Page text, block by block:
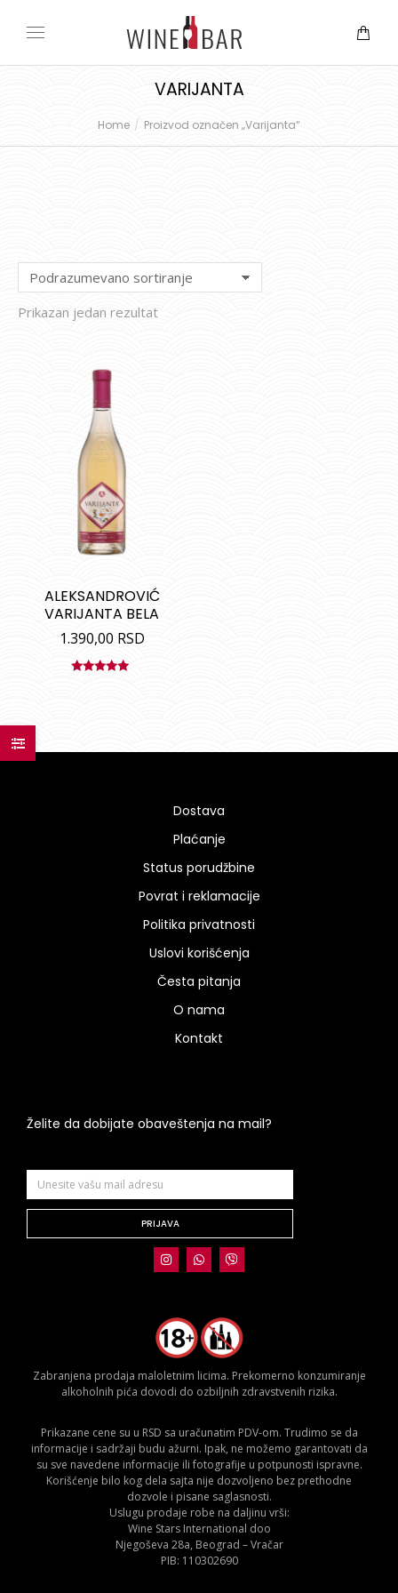
VARIJANTA
You are here:Home Proizvod označen „Varijanta“
Prikazan jedan rezultat
ALEKSANDROVIĆ
VARIJANTA BELA
1.390,00 RSD
Dostava
Plaćanje
Status porudžbine
Povrat i reklamacije
Politika privatnosti
Uslovi korišćenja
Česta pitanja
O nama
Kontakt
Želite da dobijate obaveštenja na mail?
PRIJAVA
Zabranjena prodaja maloletnim licima. Prekomerno konzumiranje
alkoholnih pića dovodi do ozbiljnih zdravstvenih rizika.
Prikazane cene su u RSD sa uračunatim PDV-om. Trudimo se da
informacije i sadržaji budu ažurni. Ipak, ne možemo garantovati da
su sve navedene informacije ili fotografije u potpunosti ispravne.
Korišćenje bilo kog dela sajta nije dozvoljeno bez prethodne
dozvole i pisane saglasnosti.
Uslugu prodaje robe na daljinu vrši:
Wine Stars International doo
Njegoševa 28a, Beograd – Vračar
PIB: 110302690